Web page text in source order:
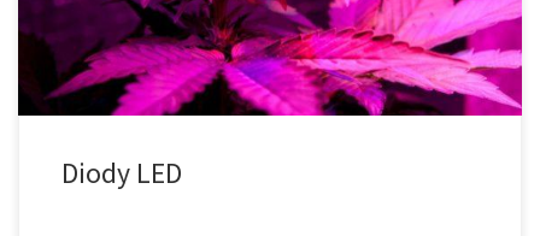
teraz. Diody LED były również […]
Diody LED